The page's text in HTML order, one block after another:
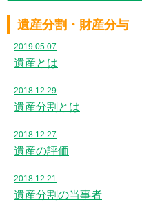
遺産分割・財産分与
2019.05.07
遺産とは
2018.12.29
遺産分割とは
2018.12.27
遺産の評価
2018.12.21
遺産分割の当事者